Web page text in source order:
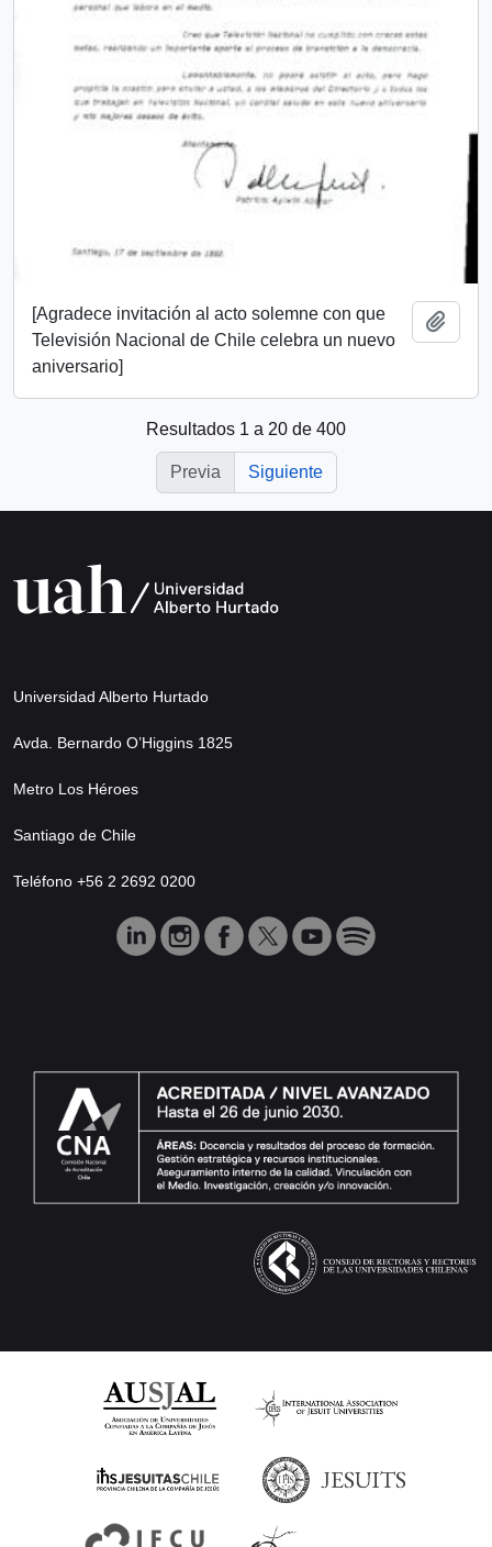
[Agradece invitación al acto solemne con que
Televisión Nacional de Chile celebra un nuevo
aniversario]
Resultados 1 a 20 de 400
Previa Siguiente
Universidad Alberto Hurtado
Avda. Bernardo O’Higgins 1825
Metro Los Héroes
Santiago de Chile
Teléfono +56 2 2692 0200